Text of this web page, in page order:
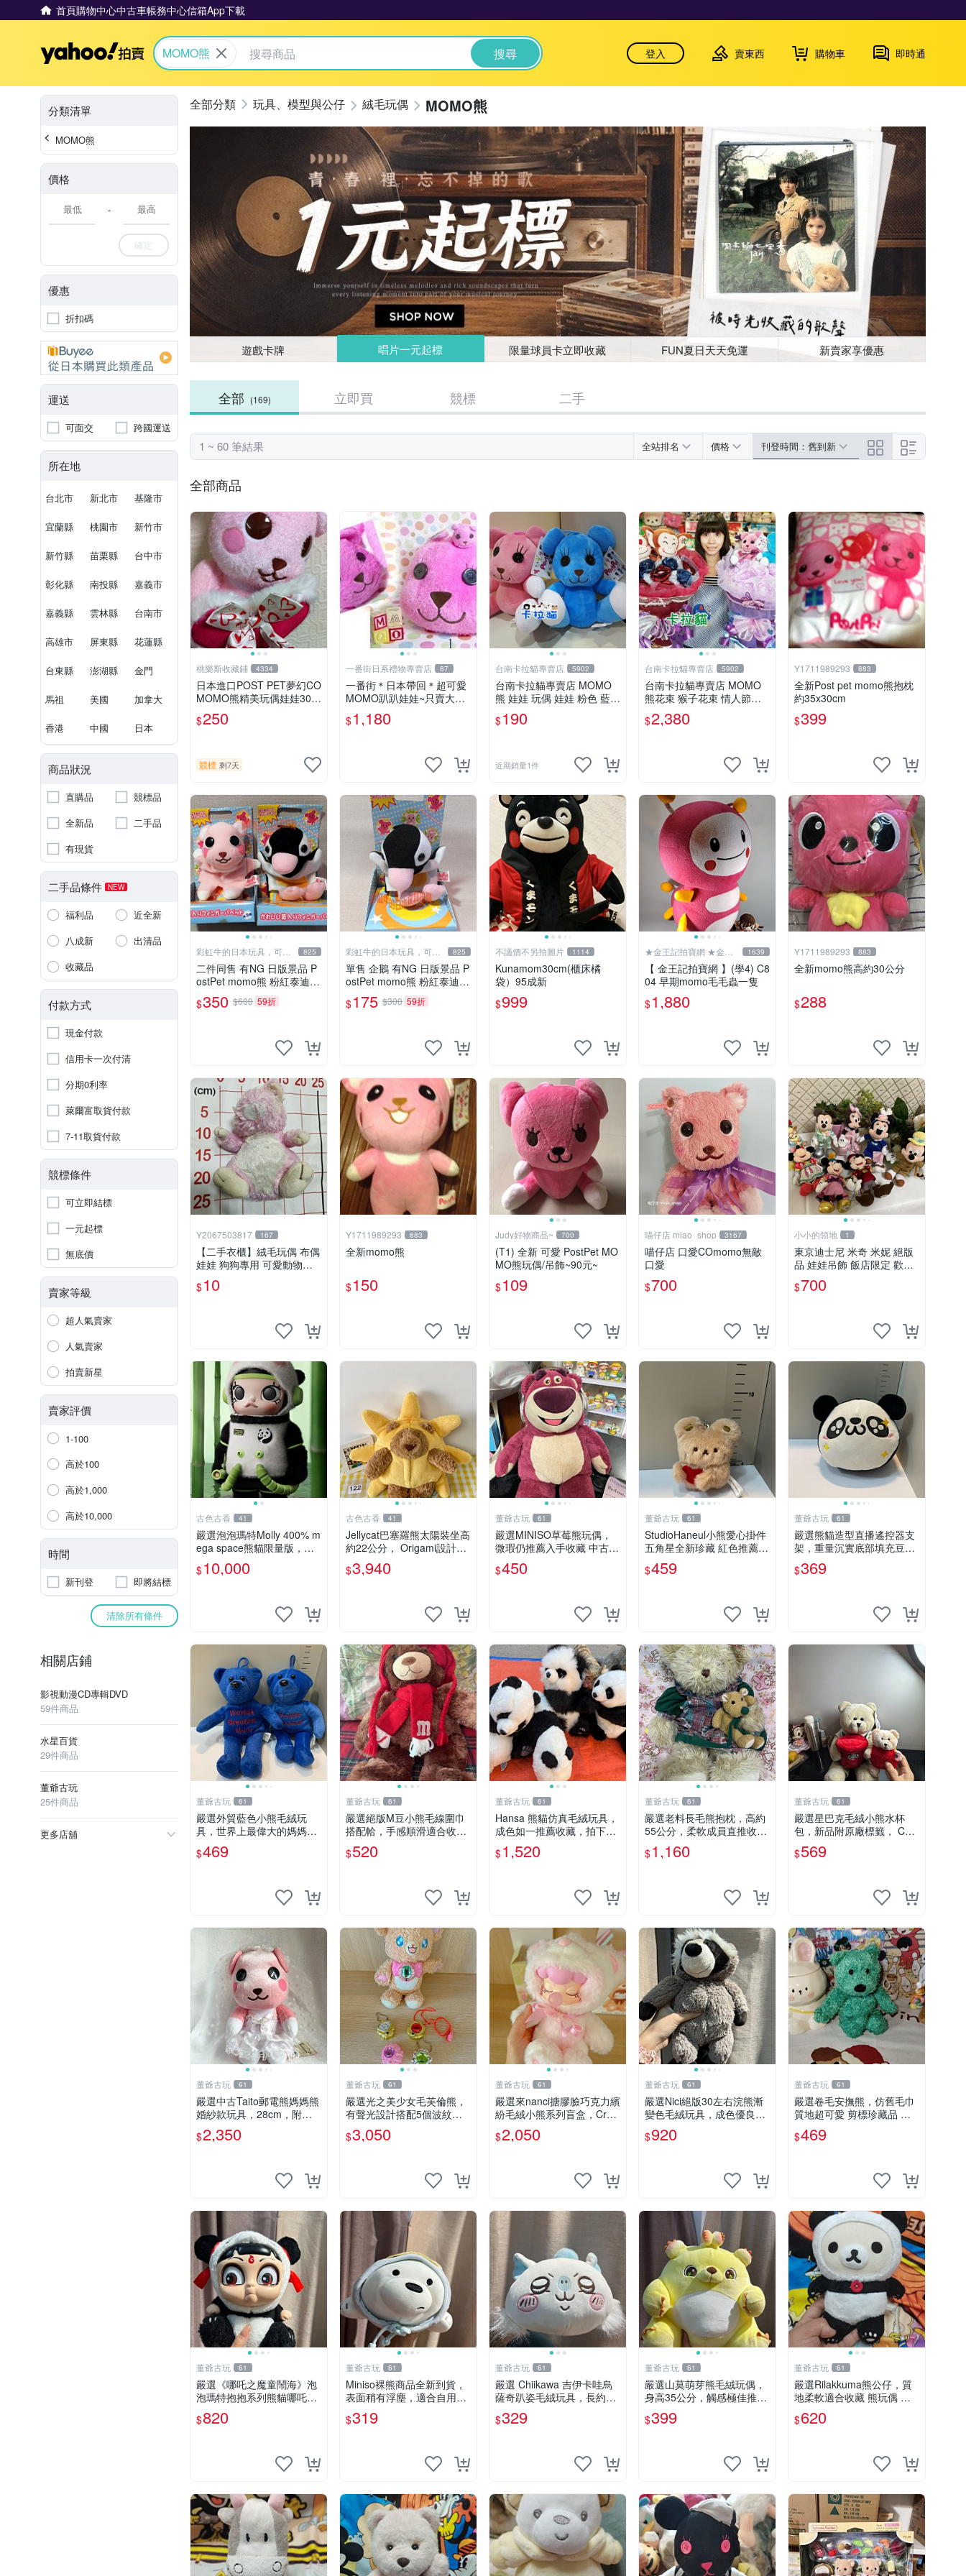
首頁購物中心中古車帳務中心信箱App下載
Yahoo拍賣
MOMO熊 搜尋 登入 賣東西 購物車 即時通
分類清單
MOMO熊
價格
-
確定
優惠
折扣碼
運送
可面交 跨國運送
所在地
台北市 新北市 基隆市
宜蘭縣 桃園市 新竹市
新竹縣 苗栗縣 台中市
彰化縣 南投縣 嘉義市
嘉義縣 雲林縣 台南市
高雄市 屏東縣 花蓮縣
台東縣 澎湖縣 金門
馬祖 美國 加拿大
香港 中國 日本
商品狀況
直購品
競標品
全新品
二手品
有現貨
二手品條件 NEW
福利品
近全新
八成新
出清品
收藏品
付款方式
現金付款
信用卡一次付清
分期0利率
萊爾富取貨付款
7-11取貨付款
競標條件
可立即結標
一元起標
無底價
賣家等級
超人氣賣家
人氣賣家
拍賣新星
賣家評價
1-100
高於100
高於1,000
高於10,000
時間
新刊登 即將結標
清除所有條件
相關店鋪
影視動漫CD專輯DVD
59件商品
水星百貨
29件商品
董爺古玩
25件商品
更多店舖
玩具、模型與公仔 絨毛玩偶 MOMO熊
遊戲卡牌 唱片一元起標 限量球員卡立即收藏 FUN夏日天天免運 新賣家享優惠
全部 (169) 立即買 競標 二手
1 ~ 60 筆結果 全站排名 價格 刊登時間：舊到新
全部商品
桃樂斯收藏鋪 4334
日本進口POST PET夢幻CO
MOMO熊精美玩偶娃娃30c
m
$250
競標 剩7天
一番街日系禮物專賣店 87
一番街＊日本帶回＊超可愛
MOMO趴趴娃娃~只賣大隻
的1號~單隻價～生日禮物
$1,180
台南卡拉貓專賣店 5902
台南卡拉貓專賣店 MOMO
熊 娃娃 玩偶 娃娃 粉色 藍色
2色分售
$190
近期銷量1件
台南卡拉貓專賣店 5902
台南卡拉貓專賣店 MOMO
熊花束 猴子花束 情人節禮
物 二選一 可繡字 可今天寄
明天到
$2,380
Y1711989293 883
全新Post pet momo熊抱枕
約35x30cm
$399
彩虹牛的日本玩具，可7
取付
825
二件同售 有NG 日版景品 P
ostPet momo熊 粉紅泰迪熊
妹妹 comomo 企鵝 娃娃 布
偶 手指頭 娃娃
$350 $600 59折
彩虹牛的日本玩具，可7
取付
825
單售 企鵝 有NG 日版景品 P
ostPet momo熊 粉紅泰迪熊
娃娃 布偶 手指頭 娃娃
$175 $300 59折
不議價不另拍圖片 1114
Kunamom30cm(櫃床橘
袋）95成新
$999
★金王記拍寶網 ★金王
記拍寶趣
1639
【 金王記拍寶網 】(學4) C8
04 早期momo毛毛蟲一隻
$1,880
Y1711989293 883
全新momo熊高約30公分
$288
Y2067503817 167
【二手衣櫃】絨毛玩偶 布偶
娃娃 狗狗專用 可愛動物系
列 耐咬耐磨玩具 玩偶 粉紅
熊寵物玩具 1120929
$10
Y1711989293 883
全新momo熊
$150
Judy好物商品~ 700
(T1) 全新 可愛 PostPet MO
MO熊玩偶/吊飾~90元~
$109
喵仔店 miao_shop 3167
喵仔店 口愛COmomo無敵
口愛
$700
小小的領地 1
東京迪士尼 米奇 米妮 絕版
品 娃娃吊飾 飯店限定 歡樂
滿人間 復活節
$700
古色古香 41
嚴選泡泡瑪特Molly 400% m
ega space熊貓限量版，全
新附原Packaging。拍下即
視頻確認。 泡泡瑪特 Molly
$10,000
古色古香 41
Jellycat巴塞羅熊太陽裝坐高
約22公分， Origami設計，
來自越南。嚴選 Recomme
ndation！巴塞羅、 Origami
$3,940
董爺古玩 61
嚴選MINISO草莓熊玩偶，
微瑕仍推薦入手收藏 中古 M
INISO 草莓熊 玩具 收藏
$450
董爺古玩 61
StudioHaneul小熊愛心掛件
五角星全新珍藏 紅色推薦收
藏 玩具掛飾 掛件 新品
$459
董爺古玩 61
嚴選熊貓造型直播遙控器支
架，重量沉實底部填充豆
袋，手機遙控器最佳架設選
擇推薦 直播遙控器支架 毛
$369
董爺古玩 61
嚴選外貿藍色小熊毛絨玩
具，世界上最偉大的媽媽聖
誕節推薦禮物 五角星 兒童
玩具 母親節
$469
董爺古玩 61
嚴選絕版M豆小熊毛線圍巾
搭配帢，手感順滑適合收藏
絕版M豆小熊、圍巾、毛線
帢 經典好搭
$520
董爺古玩 61
Hansa 熊貓仿真毛絨玩具，
成色如一推薦收藏，拍下無
疑心 熊貓 毛絨玩具 收藏
$1,520
董爺古玩 61
嚴選老料長毛熊抱枕，高約
55公分，柔軟成員直推收藏
長毛熊 柔軟熊抱枕 55公分
$1,160
董爺古玩 61
嚴選星巴克毛絨小熊水杯
包，新品附原廠標籤， CO
NDITION 良好，詳情請參閱
商品圖片。 星巴克 毛絨小
$569
董爺古玩 61
嚴選中古Taito郵電熊媽媽熊
婚紗款玩具，28cm，附原
盒，保存極佳實拍，婚紗細
節清晰可見，偶像收藏推薦
$2,350
董爺古玩 61
嚴選光之美少女毛芙倫熊，
有聲光設計搭配5個波紋
石，成色完美如圖。爽快附
電池，讓愛心不打折扣。 光
$3,050
董爺古玩 61
嚴選來nanci搪膠臉巧克力繽
紛毛絨小熊系列盲盒，Crea
my櫻花巧藝盲盒 隱藏款Cre
amy櫻花巧藝 嬰熊盲盒娃娃
$2,050
董爺古玩 61
嚴選Nici絕版30左右浣熊漸
變色毛絨玩具，成色優良伴
隨原廠牌標 浣熊 玩具 毛絨
$920
董爺古玩 61
嚴選卷毛安撫熊，仿舊毛巾
質地超可愛 剪標珍藏品 老
式毛巾質地 安撫熊 款式
$469
董爺古玩 61
嚴選《哪吒之魔童鬧海》泡
泡瑪特抱抱系列熊貓哪吒搪
膠臉毛絨， STATE：如圖顯
示 哪吒 毛絨公仔 泡泡瑪特
$820
董爺古玩 61
Miniso裸熊商品全新到貨，
表面稍有浮塵，適合自用收
藏嚴選款。 裸熊 商品 裸熊
玩偶
$319
董爺古玩 61
嚴選 Chiikawa 吉伊卡哇烏
薩奇趴姿毛絨玩具，長約30
cm，質地超軟適合收藏 烏
薩奇 Chiikawa 毛絨 超軟
$329
董爺古玩 61
嚴選山莫萌芽熊毛絨玩偶，
身高35公分，觸感極佳推薦
收藏 萌芽熊 毛絨玩偶 串珠
玩偶
$399
董爺古玩 61
嚴選Rilakkuma熊公仔，質
地柔軟適合收藏 熊玩偶 柔
軟 公仔 收藏
$620